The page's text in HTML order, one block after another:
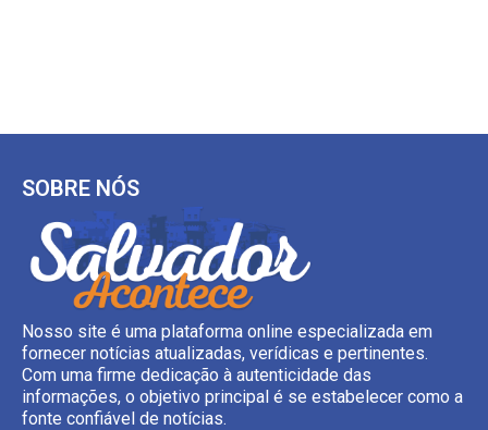
SOBRE NÓS
Nosso site é uma plataforma online especializada em
fornecer notícias atualizadas, verídicas e pertinentes.
Com uma firme dedicação à autenticidade das
informações, o objetivo principal é se estabelecer como a
fonte confiável de notícias.